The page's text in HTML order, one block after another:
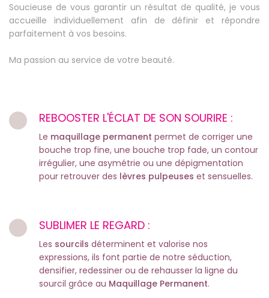
Soucieuse de vous garantir un résultat de qualité, je vous
accueille individuellement afin de définir et répondre
parfaitement à vos besoins.
Ma passion au service de votre beauté.
REBOOSTER L'ÉCLAT DE SON SOURIRE :
Le maquillage permanent permet de corriger une
bouche trop fine, une bouche trop fade, un contour
irrégulier, une asymétrie ou une dépigmentation
pour retrouver des lèvres pulpeuses et sensuelles.
SUBLIMER LE REGARD :
Les sourcils déterminent et valorise nos
expressions, ils font partie de notre séduction,
densifier, redessiner ou de rehausser la ligne du
sourcil grâce au Maquillage Permanent.